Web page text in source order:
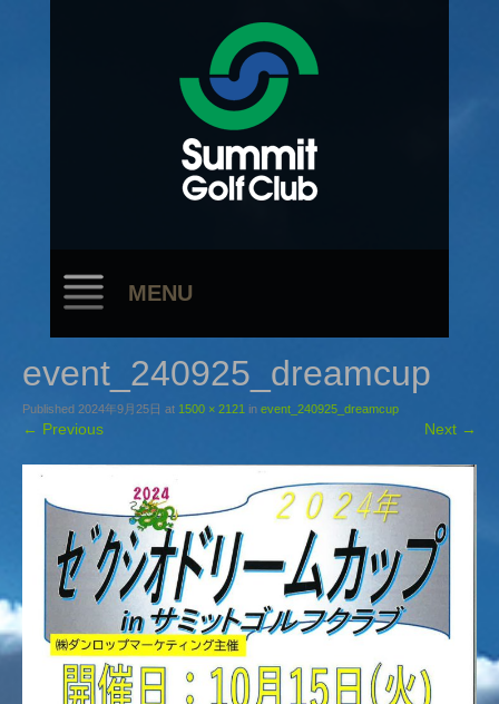
MENU
event_240925_dreamcup
Published 2024年9月25日 at 1500 × 2121 in event_240925_dreamcup
← Previous Next →